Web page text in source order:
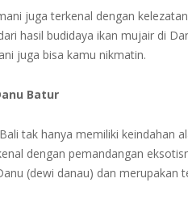
juga terkenal dengan
hasil budidaya ikan mujair di
juga bisa kamu nikmatin.
Batur
tak hanya memiliki keindahan
dengan pemandangan
(dewi danau) dan merupakan